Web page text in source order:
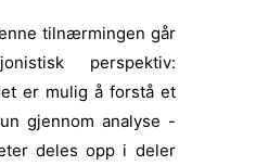
tilnærmingen går
perspektiv:
er mulig å forstå et
gjennom analyse -
deles opp i deler